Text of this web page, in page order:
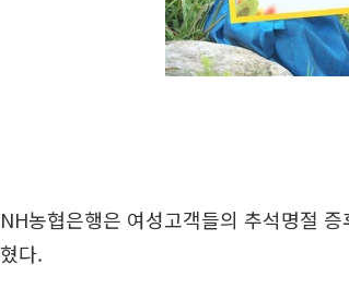
NH농협은행은 여성고객들의 추석명절
혔다.